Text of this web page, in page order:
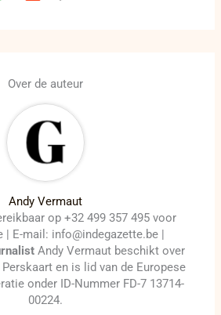
Over de auteur
Andy Vermaut
op +32 499 357 495 voor
| E-mail: info@indegazette.be |
Andy Vermaut beschikt over
en is lid van de Europese
onder ID-Nummer FD-7 13714-
00224.